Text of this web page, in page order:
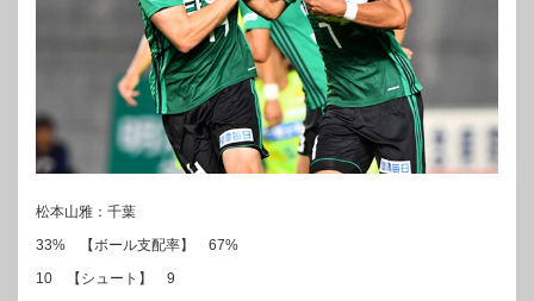
松本山雅：千葉
33% 【ボール支配率】 67%
10 【シュート】 9